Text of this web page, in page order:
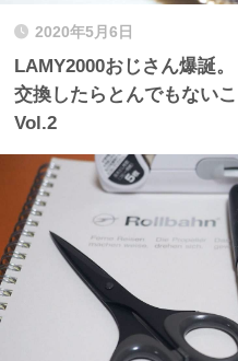
2020年5月6日
LAMY2000おじさん爆誕
交換したらとんでもない
Vol.2